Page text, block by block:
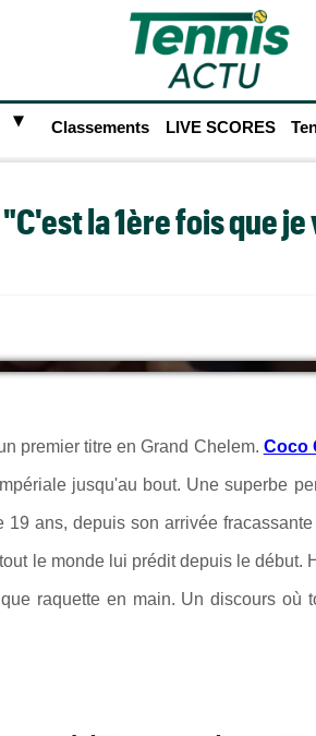
► Classements LIVE SCORES
la 1ère fois que je
premier titre en Grand Chelem. Coco
jusqu'au bout. Une superbe
ans, depuis son arrivée
le monde lui prédit depuis le début.
raquette en main. Un discours où